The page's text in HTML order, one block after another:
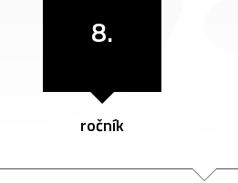
8.
ročník